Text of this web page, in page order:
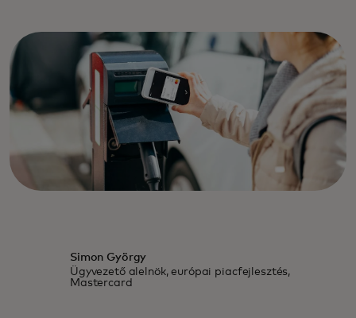
Simon György
Ügyvezető alelnök, európai piacfejlesztés,
Mastercard